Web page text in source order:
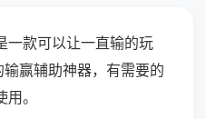
一款可以让一直输的玩
输赢辅助神器，有需要的
。